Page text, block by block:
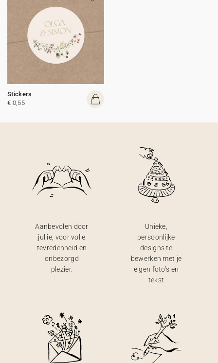
Stickers
€ 0,55
Aanbevolen door
jullie, voor volle
tevredenheid en
onbezorgd
plezier.
Unieke,
persoonlijke
designs te
bewerken met je
eigen foto’s en
tekst